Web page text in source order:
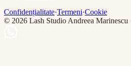
Confidențialitate·Termeni·Cookie
© 2026 Lash Studio Andreea Marinescu